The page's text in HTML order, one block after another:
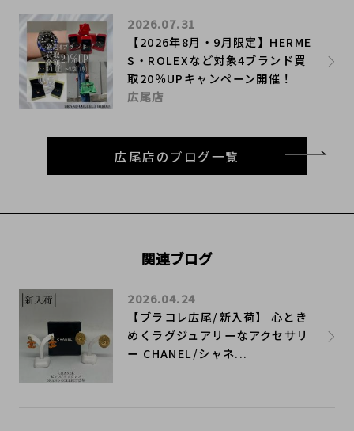
【2026年8月・9月限定】HERME
S・ROLEXなど対象4ブランド買
取20％UPキャンペーン開催！
2026.07.31
広尾店
広尾店のブログ一覧
関連ブログ
【ブラコレ広尾/新入荷】 心とき
めくラグジュアリーなアクセサリ
ー CHANEL/シャネ...
2026.04.24